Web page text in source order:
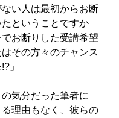
い人は最初からお断
ということですか
お断りした受講希望
その方々のチャンス
」
気分だった筆者に
理由もなく、彼らの